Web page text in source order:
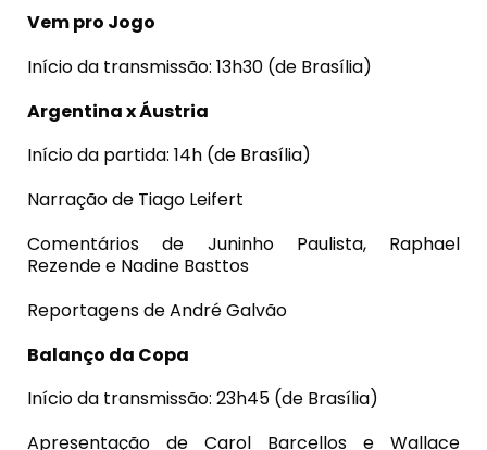
Vem pro Jogo
Início da transmissão: 13h30 (de Brasília)
Argentina x Áustria
Início da partida: 14h (de Brasília)
Narração de Tiago Leifert
Comentários de Juninho Paulista, Raphael
Rezende e Nadine Basttos
Reportagens de André Galvão
Balanço da Copa
Início da transmissão: 23h45 (de Brasília)
Apresentação de Carol Barcellos e Wallace